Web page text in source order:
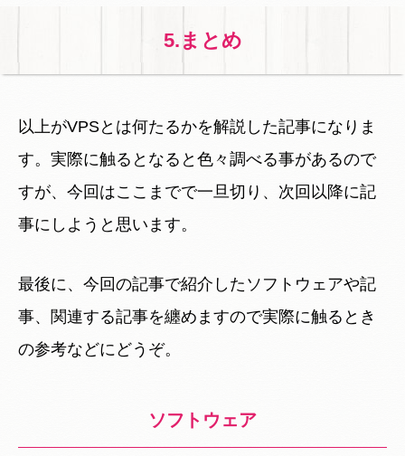
5.まとめ
以上がVPSとは何たるかを解説した記事になりま
す。実際に触るとなると色々調べる事があるので
すが、今回はここまでで一旦切り、次回以降に記
事にしようと思います。
最後に、今回の記事で紹介したソフトウェアや記
事、関連する記事を纏めますので実際に触るとき
の参考などにどうぞ。
ソフトウェア